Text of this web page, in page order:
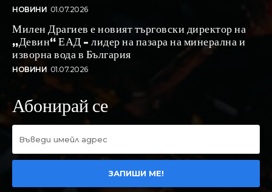
НОВИНИ 01.07.2026
Милен Драгиев е новият търговски директор на
„Девин“ ЕАД – лидер на пазара на минерална и
изворна вода в България
НОВИНИ 01.07.2026
Абонирай се
ЗАПИШИ МЕ!